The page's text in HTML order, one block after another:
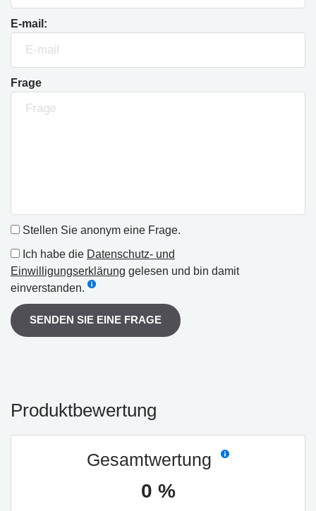
E-mail:
Frage
Stellen Sie anonym eine Frage.
Ich habe die Datenschutz- und
Einwilligungserklärung gelesen und bin damit
einverstanden.
SENDEN SIE EINE FRAGE
Produktbewertung
Gesamtwertung
0 %